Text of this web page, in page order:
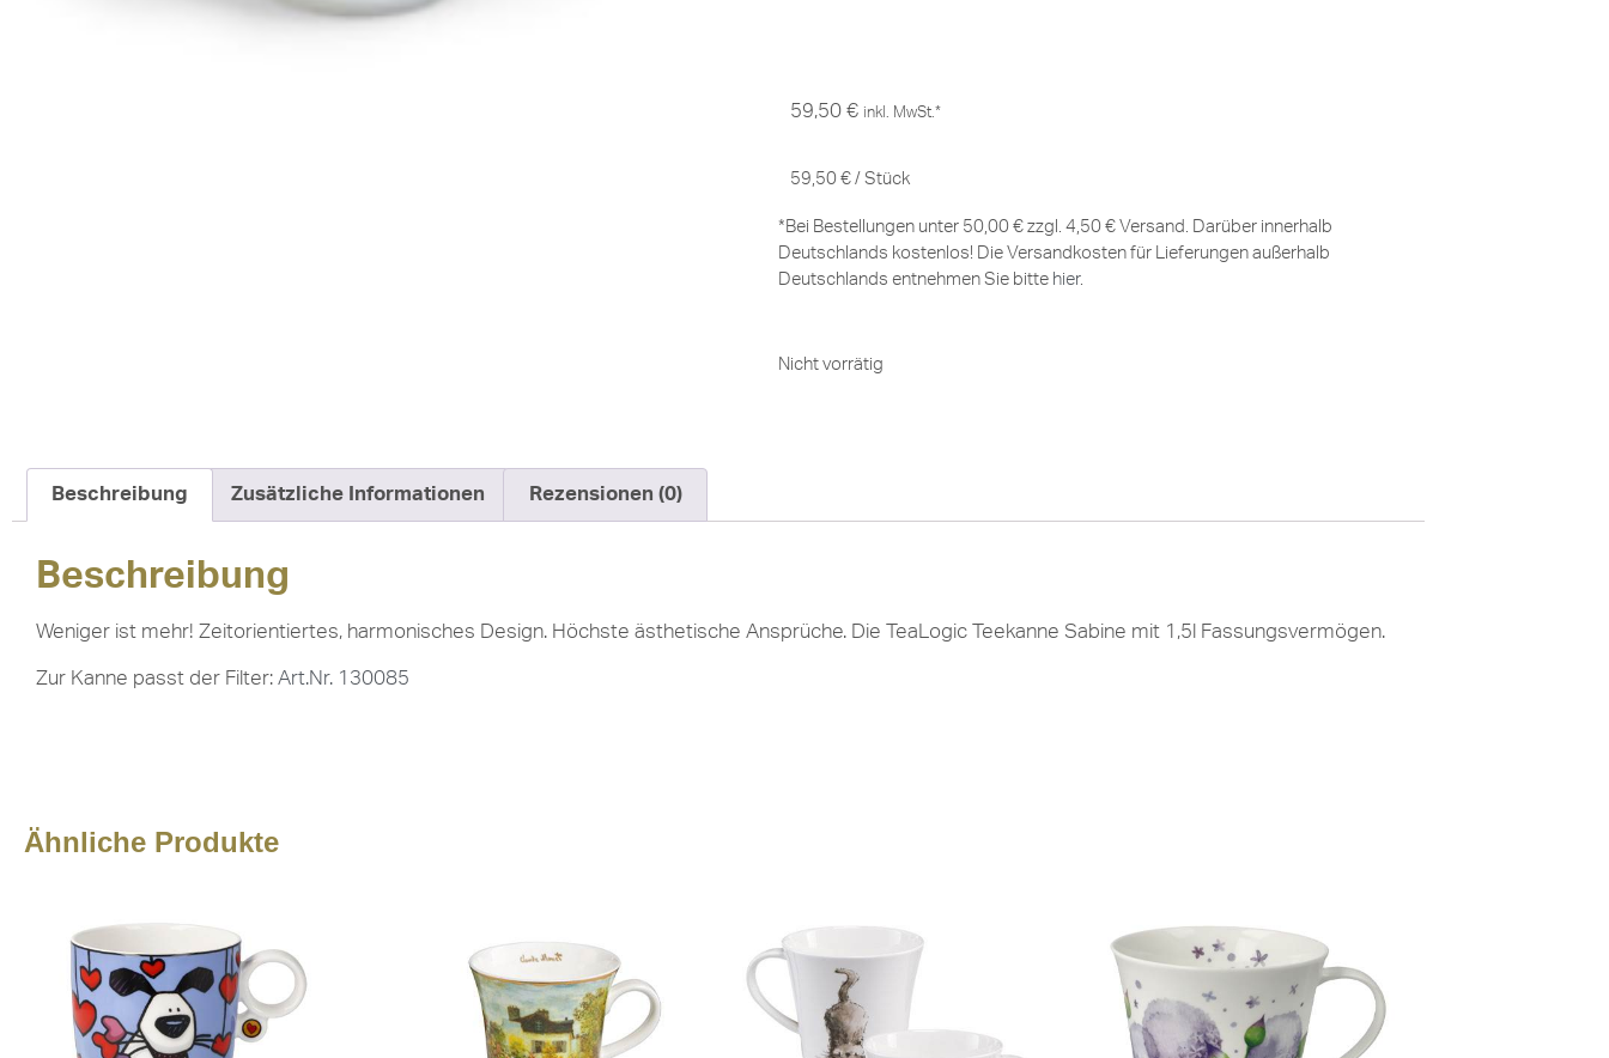
59,50 € inkl. MwSt.*
59,50 € / Stück
*Bei Bestellungen unter 50,00 € zzgl. 4,50 € Versand. Darüber innerhalb
Deutschlands kostenlos! Die Versandkosten für Lieferungen außerhalb
Deutschlands entnehmen Sie bitte hier.
Nicht vorrätig
Beschreibung Zusätzliche Informationen Rezensionen (0)
Beschreibung
Weniger ist mehr! Zeitorientiertes, harmonisches Design. Höchste ästhetische Ansprüche. Die TeaLogic Teekanne Sabine mit 1,5l Fassungsvermögen.
Zur Kanne passt der Filter: Art.Nr. 130085
Ähnliche Produkte